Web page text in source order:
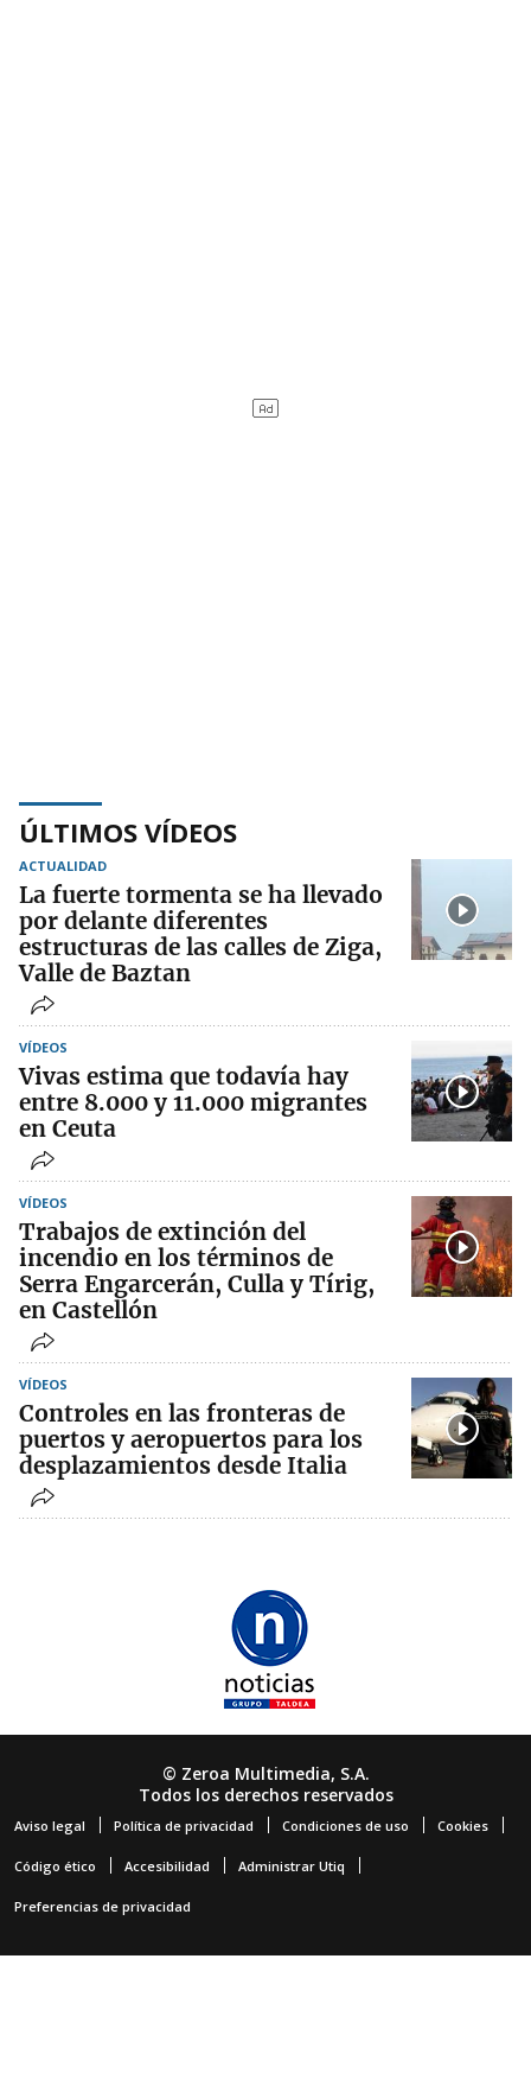
ÚLTIMOS VÍDEOS
ACTUALIDAD
La fuerte tormenta se ha llevado
por delante diferentes
estructuras de las calles de Ziga,
Valle de Baztan
VÍDEOS
Vivas estima que todavía hay
entre 8.000 y 11.000 migrantes
en Ceuta
VÍDEOS
Trabajos de extinción del
incendio en los términos de
Serra Engarcerán, Culla y Tírig,
en Castellón
VÍDEOS
Controles en las fronteras de
puertos y aeropuertos para los
desplazamientos desde Italia
© Zeroa Multimedia, S.A.
Todos los derechos reservados
Aviso legal Política de privacidad Condiciones de uso Cookies
Código ético Accesibilidad Administrar Utiq
Preferencias de privacidad